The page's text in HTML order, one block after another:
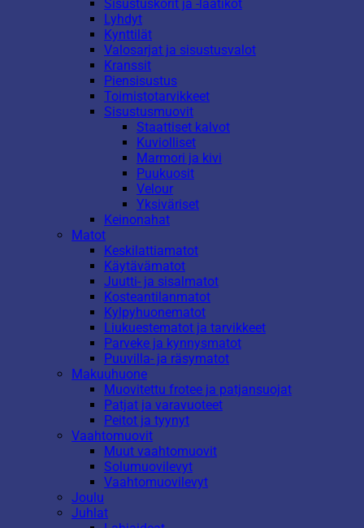
Sisustuskorit ja -laatikot
Lyhdyt
Kynttilät
Valosarjat ja sisustusvalot
Kranssit
Piensisustus
Toimistotarvikkeet
Sisustusmuovit
Staattiset kalvot
Kuviolliset
Marmori ja kivi
Puukuosit
Velour
Yksiväriset
Keinonahat
Matot
Keskilattiamatot
Käytävämatot
Juutti- ja sisalmatot
Kosteantilanmatot
Kylpyhuonematot
Liukuestematot ja tarvikkeet
Parveke ja kynnysmatot
Puuvilla- ja räsymatot
Makuuhuone
Muovitettu frotee ja patjansuojat
Patjat ja varavuoteet
Peitot ja tyynyt
Vaahtomuovit
Muut vaahtomuovit
Solumuovilevyt
Vaahtomuovilevyt
Joulu
Juhlat